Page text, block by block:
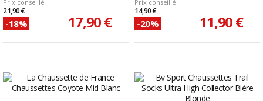
Prix conseillé
21,90 €
-18% 17,90 €
Prix conseillé
14,90 €
-20% 11,90 €